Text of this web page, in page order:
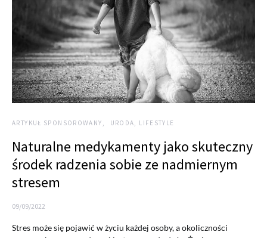
ARTYKUŁ SPONSOROWANY URODA, LIFESTYLE
Naturalne medykamenty jako skuteczny
środek radzenia sobie ze nadmiernym
stresem
09/09/2022
Stres może się pojawić w życiu każdej osoby, a okoliczności